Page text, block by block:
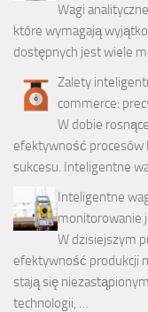
Wagi
które wymagają
dostępnych jest wiele
Zalety
commerce:
W dobie
efektywność procesów
sukcesu. Inteligentne
Inteligentne
monitorowanie
W dzisiejszym
efektywność produkcji
stają się
technologii, …